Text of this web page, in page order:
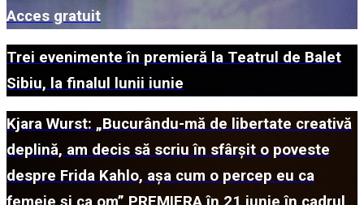
Acces gratuit
Trei evenimente în premieră la Teatrul de Balet
Sibiu, la finalul lunii iunie
Kjara Wurst: „Bucurându-mă de libertate creativă
deplină, am decis să scriu în sfârșit o poveste
despre Frida Kahlo, așa cum o percep eu ca